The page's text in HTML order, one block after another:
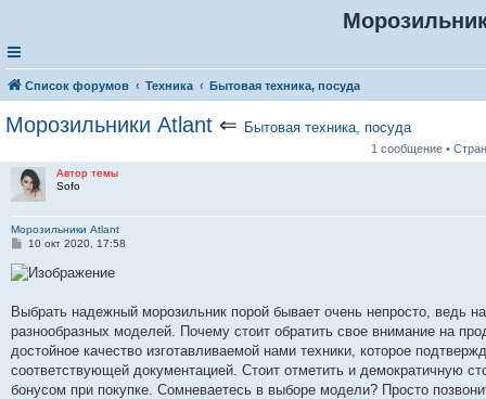
Список форумов Техника Бытовая техника, посуда
Морозильники Atlant ⇐ Бытовая техника, посуда
1 сообщение •
Автор темы
Sofo
Морозильники Atlant
С
о
б
е
н
и
е
10 окт 2020, 17:58
Выбрать надежный морозильник порой бывает очень непросто, ведь
разнообразных моделей. Почему стоит обратить свое внимание на
достойное качество изготавливаемой нами техники, которое
соответствующей документацией. Стоит отметить и демократичную
бонусом при покупке. Сомневаетесь в выборе модели? Просто